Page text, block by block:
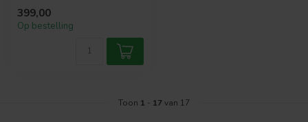
look e...
399,00
Op bestelling
Toon 1 - 17 van 17